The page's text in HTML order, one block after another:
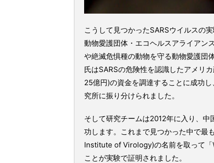
こうして見つかったSARSウイルスの
動物愛護団体・エコヘルスアライアン
や絶滅危惧種の動物を守る動物愛護団
氏はSARSの危険性を認識したアメリ
25億円)の資金を調達することに成功
究所に振り分けられました。
そして研究チームは2012年に入り、
功します。これまで見つかった中で最
Institute of Virology)の名前を取って「
ことが実験で証明されました。